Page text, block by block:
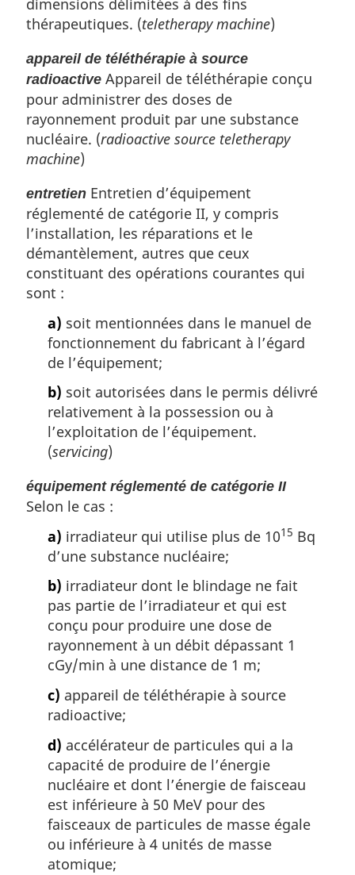
dimensions délimitées à des fins
thérapeutiques. (teletherapy machine)
appareil de téléthérapie à source
radioactive Appareil de téléthérapie conçu
pour administrer des doses de
rayonnement produit par une substance
nucléaire. (radioactive source teletherapy
machine)
entretien Entretien d’équipement
réglementé de catégorie II, y compris
l’installation, les réparations et le
démantèlement, autres que ceux
constituant des opérations courantes qui
sont :
a) soit mentionnées dans le manuel de
fonctionnement du fabricant à l’égard
de l’équipement;
b) soit autorisées dans le permis délivré
relativement à la possession ou à
l’exploitation de l’équipement.
(servicing)
équipement réglementé de catégorie II
Selon le cas :
a) irradiateur qui utilise plus de 1015 Bq
d’une substance nucléaire;
b) irradiateur dont le blindage ne fait
pas partie de l’irradiateur et qui est
conçu pour produire une dose de
rayonnement à un débit dépassant 1
cGy/min à une distance de 1 m;
c) appareil de téléthérapie à source
radioactive;
d) accélérateur de particules qui a la
capacité de produire de l’énergie
nucléaire et dont l’énergie de faisceau
est inférieure à 50 MeV pour des
faisceaux de particules de masse égale
ou inférieure à 4 unités de masse
atomique;